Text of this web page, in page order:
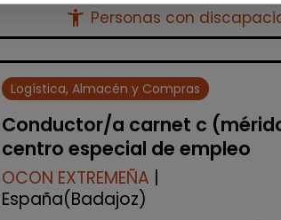
accessibility_new Personas con
Logística, Almacén y Compras
Conductor/a carnet c
centro especial de empleo
OCON EXTREMEÑA
España(Badajoz)